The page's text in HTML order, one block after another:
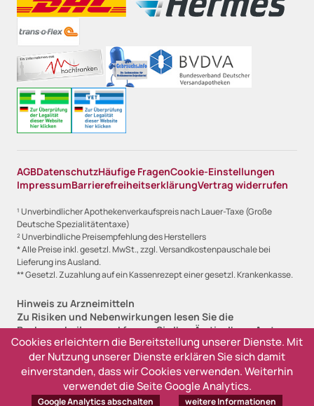
Cookies erleichtern die Bereitstellung unserer Dienste. Mit
der Nutzung unserer Dienste erklären Sie sich damit
einverstanden, dass wir Cookies verwenden. Weiterhin
verwendet die Seite Google Analytics.
Google Analytics abschalten weitere Informationen
AGBDatenschutzHäufige FragenCookie-Einstellungen
ImpressumBarrierefreiheitserklärungVertrag widerrufen
¹ Unverbindlicher Apothekenverkaufspreis nach Lauer-Taxe (Große
Deutsche Spezialitätentaxe)
² Unverbindliche Preisempfehlung des Herstellers
* Alle Preise inkl. gesetzl. MwSt., zzgl. Versandkostenpauschale bei
Lieferung ins Ausland.
** Gesetzl. Zuzahlung auf ein Kassenrezept einer gesetzl. Krankenkasse.
Hinweis zu Arzneimitteln
Zu Risiken und Nebenwirkungen lesen Sie die
Packungsbeilage und fragen Sie Ihre Ärztin, Ihren Arzt
oder in Ihrer Apotheke.
Angabe zur Lieferfristanzeige
Sofort lieferbar, 1-2 Werktage (versandfertig)
Lieferzeit 2-3 Werktage (versandfertig)